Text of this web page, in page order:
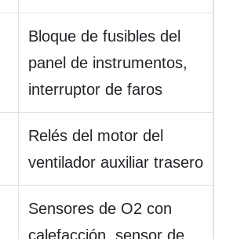
Bloque de fusibles del
panel de instrumentos,
interruptor de faros
Relés del motor del
ventilador auxiliar trasero
Sensores de O2 con
calefacción, sensor de